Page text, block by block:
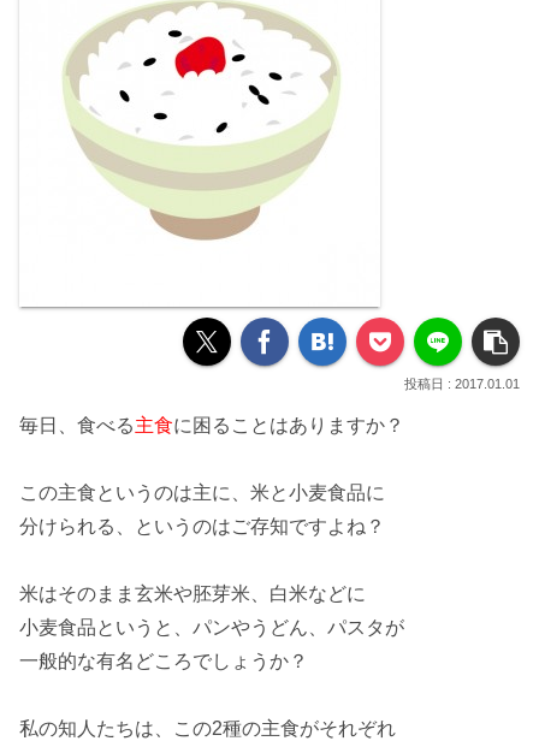
2017.01.01
毎日、食べる主食に困ることはありますか？
この主食というのは主に、米と小麦食品に
分けられる、というのはご存知ですよね？
米はそのまま玄米や胚芽米、白米などに
小麦食品というと、パンやうどん、パスタが
一般的な有名どころでしょうか？
私の知人たちは、この2種の主食がそれぞれ